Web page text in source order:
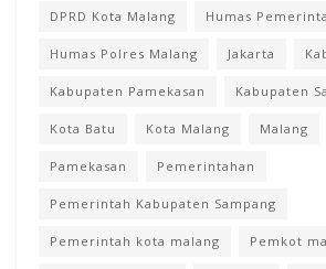
DPRD Kota Malang Humas
Humas Polres Malang Jakarta
Kabupaten Pamekasan Kabupaten
Kota Batu Kota Malang Malang
Pamekasan Pemerintahan
Pemerintah Kabupaten Sampang
Pemerintah kota malang Pemkot